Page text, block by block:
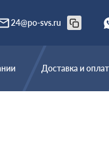
24@po-svs.ru
Доставка и